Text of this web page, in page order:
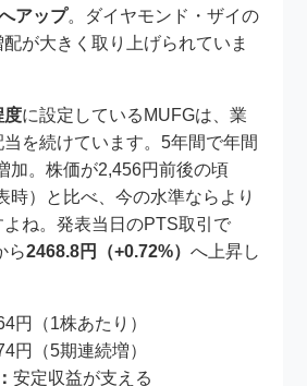
アップ。ダイヤモンド・ザイの
が大きく取り上げられていま
度に設定しているMUFGは、業
を続けています。5年間で年間
加。株価が2,456円前後の頃
時）と比べ、今の水準ならより
ね。発表当日のPTS取引で
ら2468.8円（+0.72%）へ上昇し
円（1株あたり）
円（5期連続増）
安定収益が支える